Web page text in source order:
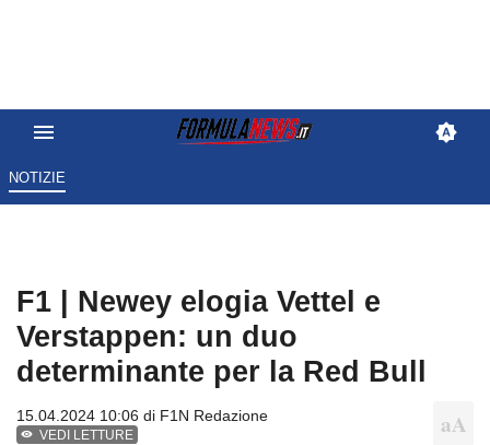
NOTIZIE
F1 | Newey elogia Vettel e
Verstappen: un duo
determinante per la Red Bull
15.04.2024 10:06 di F1N Redazione
VEDI LETTURE